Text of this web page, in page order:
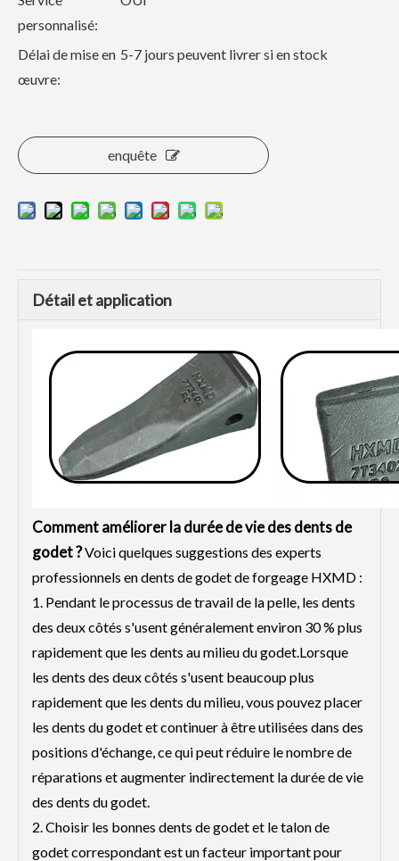
personnalisé:
Délai de mise en
œuvre:
5-7 jours peuvent livrer si en stock
enquête
Détail et application
Comment améliorer la durée de vie des dents de
godet ?Voici quelques suggestions des experts
professionnels en dents de godet de forgeage HXMD :
1. Pendant le processus de travail de la pelle, les dents
des deux côtés s'usent généralement environ 30 % plus
rapidement que les dents au milieu du godet.Lorsque
les dents des deux côtés s'usent beaucoup plus
rapidement que les dents du milieu, vous pouvez placer
les dents du godet et continuer à être utilisées dans des
positions d'échange, ce qui peut réduire le nombre de
réparations et augmenter indirectement la durée de vie
des dents du godet.
2. Choisir les bonnes dents de godet et le talon de
godet correspondant est un facteur important pour